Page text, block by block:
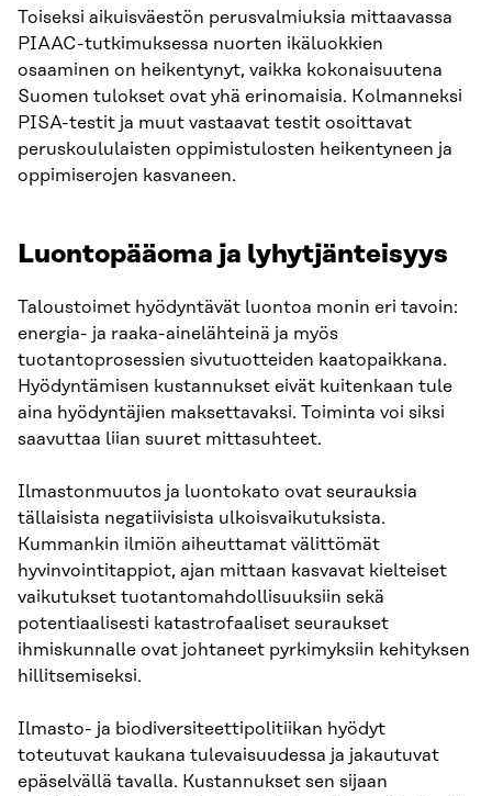
Toiseksi aikuisväestön perusvalmiuksia mittaavassa
PIAAC-tutkimuksessa nuorten ikäluokkien
osaaminen on heikentynyt, vaikka kokonaisuutena
Suomen tulokset ovat yhä erinomaisia. Kolmanneksi
PISA-testit ja muut vastaavat testit osoittavat
peruskoululaisten oppimistulosten heikentyneen ja
oppimiserojen kasvaneen.
Luontopääoma ja lyhytjänteisyys
Taloustoimet hyödyntävät luontoa monin eri tavoin:
energia- ja raaka-ainelähteinä ja myös
tuotantoprosessien sivutuotteiden kaatopaikkana.
Hyödyntämisen kustannukset eivät kuitenkaan tule
aina hyödyntäjien maksettavaksi. Toiminta voi siksi
saavuttaa liian suuret mittasuhteet.
Ilmastonmuutos ja luontokato ovat seurauksia
tällaisista negatiivisista ulkoisvaikutuksista.
Kummankin ilmiön aiheuttamat välittömät
hyvinvointitappiot, ajan mittaan kasvavat kielteiset
vaikutukset tuotantomahdollisuuksiin sekä
potentiaalisesti katastrofaaliset seuraukset
ihmiskunnalle ovat johtaneet pyrkimyksiin kehityksen
hillitsemiseksi.
Ilmasto- ja biodiversiteettipolitiikan hyödyt
toteutuvat kaukana tulevaisuudessa ja jakautuvat
epäselvällä tavalla. Kustannukset sen sijaan